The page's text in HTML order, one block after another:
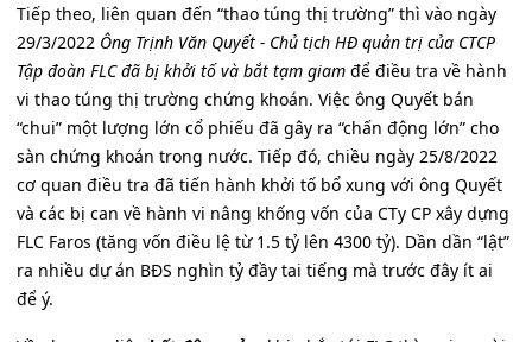
Tiếp theo, liên quan đến “thao túng thị trường” thì vào ngày
29/3/2022 Ông Trịnh Văn Quyết - Chủ tịch HĐ quản trị của CTCP
Tập đoàn FLC đã bị khởi tố và bắt tạm giam để điều tra về hành
vi thao túng thị trường chứng khoán. Việc ông Quyết bán
“chui” một lượng lớn cổ phiếu đã gây ra “chấn động lớn” cho
sàn chứng khoán trong nước. Tiếp đó, chiều ngày 25/8/2022
cơ quan điều tra đã tiến hành khởi tố bổ xung với ông Quyết
và các bị can về hành vi nâng khống vốn của CTy CP xây dựng
FLC Faros (tăng vốn điều lệ từ 1.5 tỷ lên 4300 tỷ). Dần dần “lật”
ra nhiều dự án BĐS nghìn tỷ đầy tai tiếng mà trước đây ít ai
để ý.